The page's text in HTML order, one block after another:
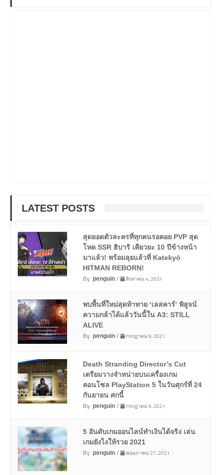
LATEST POSTS
สุดยอดตัวละครที่ทุกคนรอคอย PVP สุด
โหด SSR ฮิบาริ เคียวยะ 10 ปีข้างหน้า
มาแล้ว! พร้อมลุยแล้วที่ Katekyō
HITMAN REBORN!
By penguin/ สิงหาคม 4, 2021
พบพื้นที่ใหม่สุดท้าทาย ‘เลสคาร์’ พิสูจน์
ความกล้าได้แล้ววันนี้ใน A3: STILL
ALIVE
By penguin/ กรกฎาคม 9, 2021
Death Stranding Director’s Cut
เตรียมวางจำหน่ายบนเครื่องเกม
คอนโซล PlayStation 5 ในวันศุกร์ที่ 24
กันยายน ศกนี้
By penguin/ กรกฎาคม 9, 2021
5 อันดับเกมออนไลน์ทำเงินได้จริง เล่น
เกมยังไงให้รวย 2021
By penguin/ พฤษภาคม 27, 2021